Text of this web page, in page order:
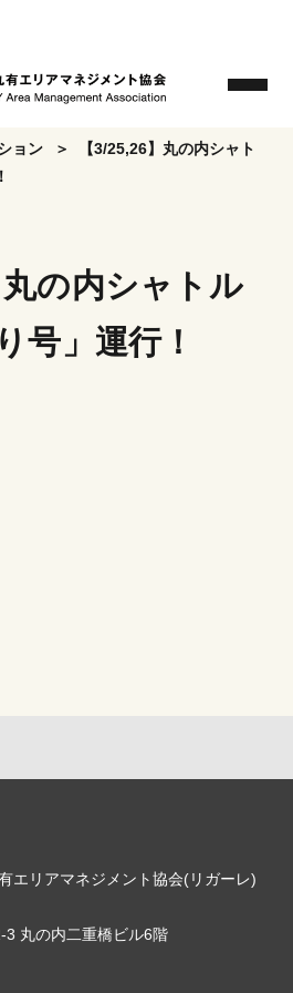
ョン
【3/25,26】丸の内シャト
丸の内シャトル
号」運行！
エリアマネジメント協会(リガーレ)
3 丸の内二重橋ビル6階